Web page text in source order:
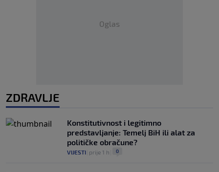
Oglas
ZDRAVLJE
Konstitutivnost i legitimno
predstavljanje: Temelj BiH ili alat za
političke obračune?
VIJESTI prije 1 h 0